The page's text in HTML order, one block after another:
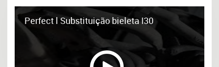
Perfect l Substituição bieleta I30